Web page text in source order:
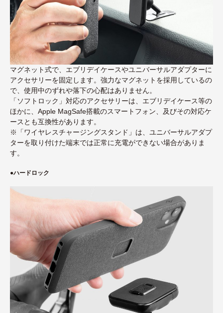
マグネット式で、エブリデイケースやユニバーサルアダプターに
アクセサリーを固定します。強力なマグネットを採用しているの
で、使用中のずれや落下の心配はありません。
「ソフトロック」対応のアクセサリーは、エブリデイケース等の
ほかに、Apple MagSafe搭載のスマートフォン、及びその対応ケ
ースとも互換性があります。
※「ワイヤレスチャージングスタンド」は、ユニバーサルアダプ
ターを取り付けた端末では正常に充電ができない場合がありま
す。
●ハードロック